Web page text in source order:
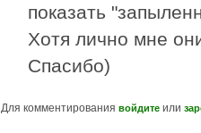
показать
Хотя лично мне
Спасибо)
Для комментирования войдите или